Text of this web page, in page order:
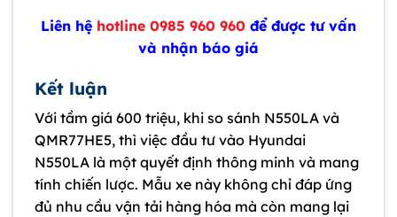
Liên hệ hotline 0985 960 960 để được tư vấn
và nhận báo giá
Kết luận
Với tầm giá 600 triệu, khi so sánh N550LA và
QMR77HE5, thì việc đầu tư vào Hyundai
N550LA là một quyết định thông minh và mang
tính chiến lược. Mẫu xe này không chỉ đáp ứng
đủ nhu cầu vận tải hàng hóa mà còn mang lại